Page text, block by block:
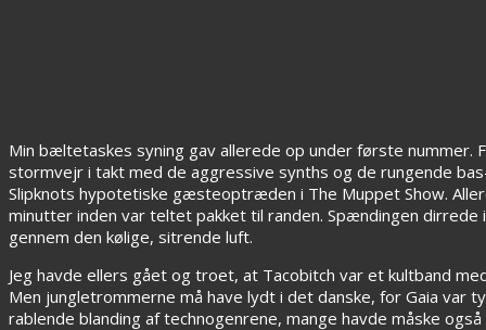
Min bæltetaskes syning gav allerede op under første nummer.
stormvejr i takt med de aggressive synths og de rungende
Slipknots hypotetiske gæsteoptræden i The Muppet Show.
minutter inden var teltet pakket til randen. Spændingen
gennem den kølige, sitrende luft.
Jeg havde ellers gået og troet, at Tacobitch var et kultband
Men jungletrommerne må have lydt i det danske, for Gaia var
rablende blanding af technogenrene, mange havde måske